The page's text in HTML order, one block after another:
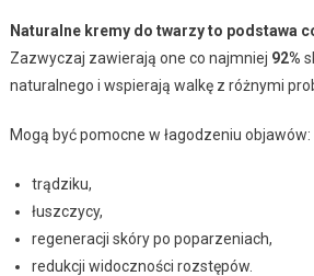
Naturalne kremy do twarzy to podstawa
Zazwyczaj zawierają one co najmniej 92%
naturalnego i wspierają walkę z różnymi
Mogą być pomocne w łagodzeniu objawów:
trądziku,
łuszczycy,
regeneracji skóry po poparzeniach,
redukcji widoczności rozstępów.